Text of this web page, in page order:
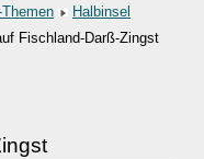
Halbinsel
Fischland-Darß-Zingst